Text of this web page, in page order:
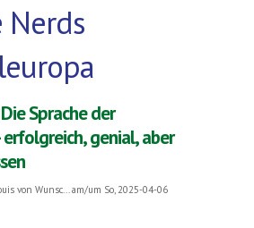
Nerds
Sprache der
genial, aber
von Wunsc...
am/um So, 2025-04-06